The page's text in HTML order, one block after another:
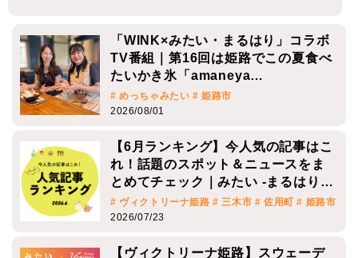
「WINK×みたい・まるはり」コラボ
TV番組｜第16回は姫路でこの夏食べ
たいかき氷「amaneya…
# めっちゃみたい # 姫路市
2026/08/01
【6月ランキング】今人気の記事はこ
れ！話題のスポット＆ニュースをま
とめてチェック｜みたい -まるはり…
# ヴィクトリーナ姫路# 三木市 # 佐用町# 姫路市
2026/07/23
【ヴィクトリーナ姫路】スウェーデ
【播磨エリア】今週は何する？気に
なる今週開催のイベントをご紹介｜2
026年7月21日～7月26日
# イベント# 三木市# 丹波市
川市 # 加西市# 姫路市# 宍粟市
市# 神戸西区
【播磨エリア】今週は何する？気に
なる今週開催のイベントをご紹介｜2
026年7月13日～7月20日
# イベント# 三木市
市 # 神戸西区